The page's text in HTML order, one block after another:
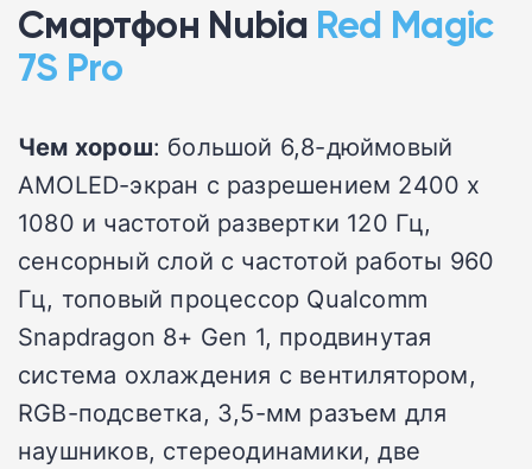
Смартфон Nubia Red Magic
7S Pro
Чем хорош: большой 6,8-дюймовый
AMOLED-экран с разрешением 2400 х
1080 и частотой развертки 120 Гц,
сенсорный слой с частотой работы 960
Гц, топовый процессор Qualcomm
Snapdragon 8+ Gen 1, продвинутая
система охлаждения с вентилятором,
RGB-подсветка, 3,5-мм разъем для
наушников, стереодинамики, две